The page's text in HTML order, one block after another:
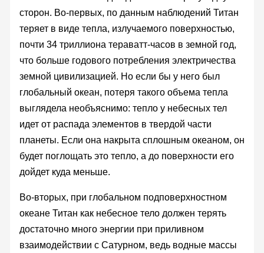
сторон. Во-первых, по данным наблюдений Титан
теряет в виде тепла, излучаемого поверхностью,
почти 34 триллиона тераватт-часов в земной год,
что больше годового потребления электричества
земной цивилизацией. Но если бы у него был
глобальный океан, потеря такого объема тепла
выглядела необъяснимо: тепло у небесных тел
идет от распада элементов в твердой части
планеты. Если она накрыта сплошным океаном, он
будет поглощать это тепло, а до поверхности его
дойдет куда меньше.
Во-вторых, при глобальном подповерхностном
океане Титан как небесное тело должен терять
достаточно много энергии при приливном
взаимодействии с Сатурном, ведь водные массы